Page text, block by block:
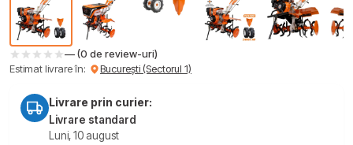
— (0 de review-uri)
Estimat livrare în:
București (Sectorul 1)
Livrare prin curier:
Livrare standard
Luni, 10 august